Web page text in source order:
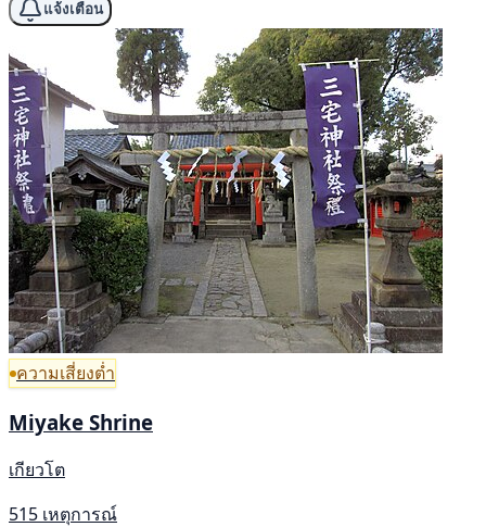
แจ้งเตือน
ความเสี่ยงต่ำ
Miyake Shrine
เกียวโต
515 เหตุการณ์